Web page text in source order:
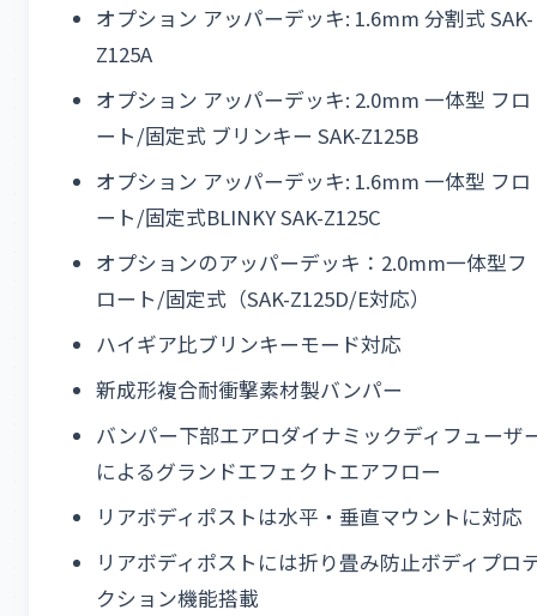
オプション アッパーデッキ: 1.6mm 分割式 SAK-
Z125A
オプション アッパーデッキ: 2.0mm 一体型 フロ
ート/固定式 ブリンキー SAK-Z125B
オプション アッパーデッキ: 1.6mm 一体型 フロ
ート/固定式BLINKY SAK-Z125C
オプションのアッパーデッキ：2.0mm一体型フ
ロート/固定式（SAK-Z125D/E対応）
ハイギア比ブリンキーモード対応
新成形複合耐衝撃素材製バンパー
バンパー下部エアロダイナミックディフューザ
によるグランドエフェクトエアフロー
リアボディポストは水平・垂直マウントに対応
リアボディポストには折り畳み防止ボディプロ
クション機能搭載